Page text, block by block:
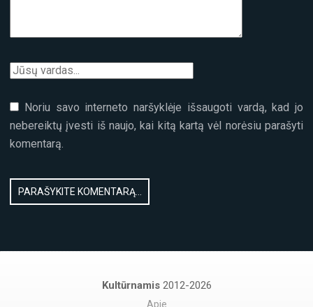
Noriu savo interneto naršyklėje išsaugoti vardą, kad jo
nebereiktų įvesti iš naujo, kai kitą kartą vėl norėsiu parašyti
komentarą.
Kultūrnamis 2012-2026
Apie